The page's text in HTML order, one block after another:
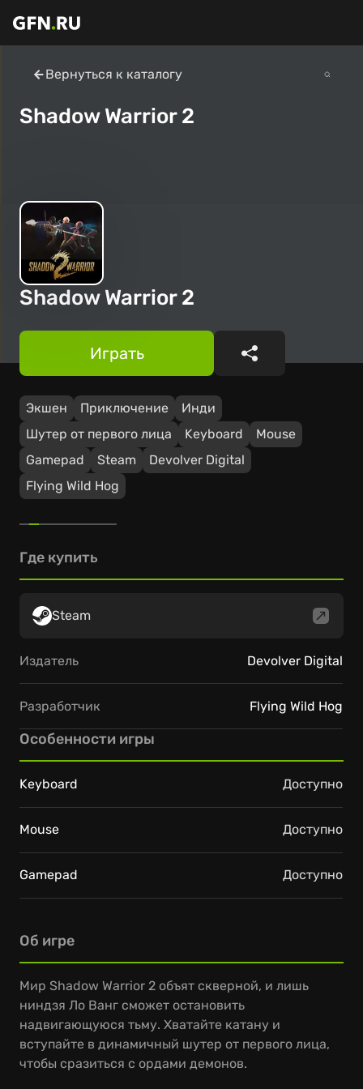
Вернуться к каталогу
Shadow Warrior 2
Shadow Warrior 2
Экшен Приключение
Инди
Шутер от первого лица
Keyboard
Mouse
Gamepad
Steam
Devolver Digital
Flying Wild Hog
Играть Поделиться
Об игре
Мир Shadow Warrior 2 объят скверной, и лишь
ниндзя Ло Ванг сможет остановить
надвигающуюся тьму. Хватайте катану и
вступайте в динамичный шутер от первого лица,
чтобы сразиться с ордами демонов.
Где купить
Steam
Издатель Devolver Digital
Разработчик Flying Wild Hog
Особенности игры
Keyboard Доступно
Mouse Доступно
Gamepad Доступно